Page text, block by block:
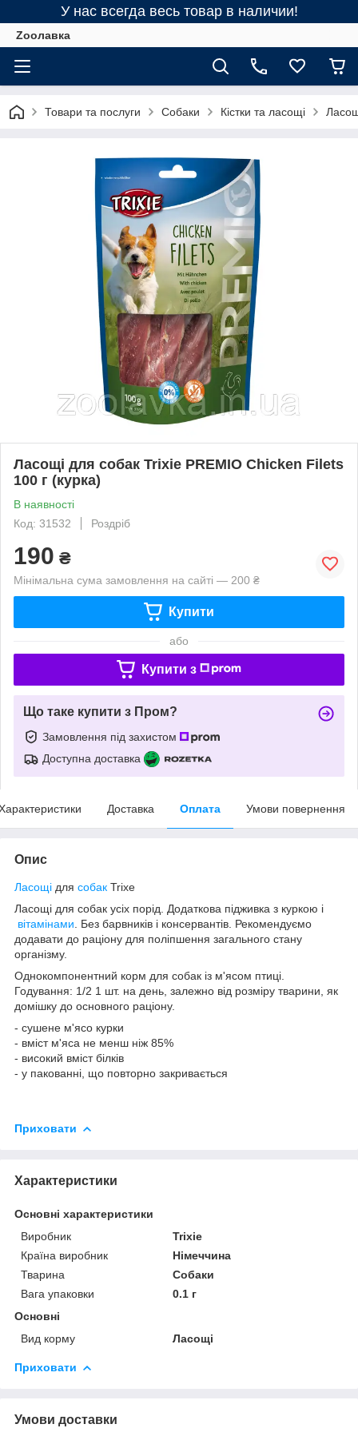
У нас всегда весь товар в наличии!
Zooлавка
Товари та послуги Собаки Кістки та ласощі
Ласощі для собак Trixie PREMIO Chicken Filets
100 г (курка)
В наявності
Код: 31532
Роздріб
190 ₴
Мінімальна сума замовлення на сайті — 200 ₴
Купити
або
Купити з
Що таке купити з Пром?
Замовлення під захистом
Доступна доставка
Доставка Оплата Умови повернення
Опис
Ласощі для собак Trixe
Ласощі для собак усіх порід. Додаткова підживка з куркою і
вітамінами . Без барвників і консервантів. Рекомендуємо
додавати до раціону для поліпшення загального стану
організму.
Однокомпонентний корм для собак із м'ясом птиці.
Годування: 1/2 1 шт. на день, залежно від розміру тварини, як
домішку до основного раціону.
- сушене м'ясо курки
- вміст м'яса не менш ніж 85%
- високий вміст білків
- у пакованні, що повторно закривається
Приховати
Характеристики
Основні характеристики
Виробник
Trixie
Країна виробник
Німеччина
Тварина
Собаки
Вага упаковки
0.1 г
Основні
Вид корму
Ласощі
Приховати
Умови доставки